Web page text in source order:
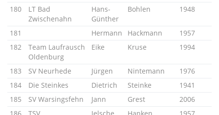
180
LT Bad
Zwischenahn
Hans-
Günther
Bohlen 1948
181 Hermann Hackmann
1957
182
Team Laufrausch
Oldenburg
Eike Kruse 1994
183 SV Neurhede Jürgen Nintemann
1976
184
Die Steinkes Dietrich Steinke
1941
185
SV Warsingsfehn Jann Grest
2006